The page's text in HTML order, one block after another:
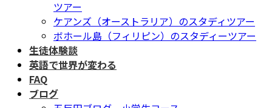
ツアー
ケアンズ（オーストラリア）のスタディツアー
ボホール島（フィリピン）のスタディーツアー
生徒体験談
英語で世界が変わる
FAQ
ブログ